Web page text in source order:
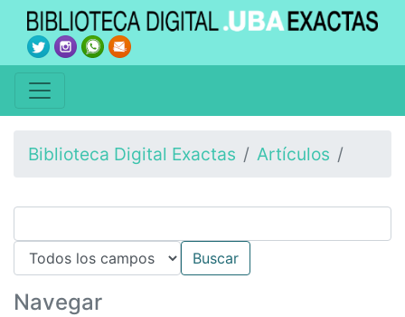
Biblioteca Digital Exactas Artículos
Navegar